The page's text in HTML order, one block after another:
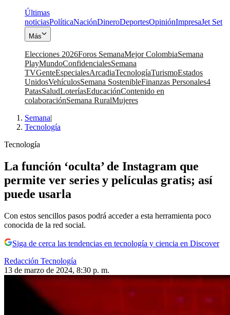
Últimas
noticiasPolíticaNaciónDineroDeportesOpiniónImpresaJet Set
Más
Elecciones 2026Foros SemanaMejor ColombiaSemana
PlayMundoConfidencialesSemana
TVGenteEspecialesArcadiaTecnologíaTurismoEstados
UnidosVehículosSemana SostenibleFinanzas Personales4
PatasSaludLoteríasEducaciónContenido en
colaboraciónSemana RuralMujeres
Semana|
Tecnología
Tecnología
La función ‘oculta’ de Instagram que
permite ver series y películas gratis; así
puede usarla
Con estos sencillos pasos podrá acceder a esta herramienta poco
conocida de la red social.
Siga de cerca las tendencias en tecnología y ciencia en Discover
Redacción Tecnología
13 de marzo de 2024, 8:30 p. m.